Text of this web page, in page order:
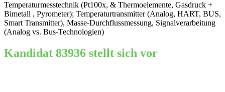
Temperaturmesstechnik (Pt100x, & Thermoelemente, Gasdruck +
Bimetall , Pyrometer); Temperaturtransmitter (Analog, HART, BUS,
Smart Transmitter), Masse-Durchflussmessung, Signalverarbeitung
(Analog vs. Bus-Technologien)
Kandidat 83936 stellt sich vor